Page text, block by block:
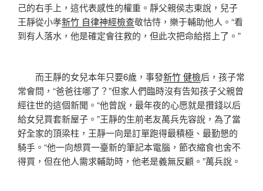
己的右手上，這代表感性的權重。靜父親侯志東說，兒子
王靜從小孝新竹 自律神經檢查敬怙恃，樂于輔助他人。“看
到有人落水，他是確定會往救的，但此次把命給搭上了。”
而王靜的女兒本年只要6歲，事發新竹 健檢后，孩子常
常會問，“爸爸往哪了？”但家人們臨時沒有告知孩子父親曾
經往世的這個新聞。“他曾說，最年夜的心愿就是攢錢以后
給女兒買套新屋子。”王靜的生前老友萬兵先容說，為了當
好全家的頂梁柱，王靜一向是訂單跑得最積極、最勤懇的
騎手。“他一向想買一臺新的筆記本電腦，節衣縮食也舍不
得買，但在他人需求輔助時，他老是義無反顧。”萬兵說。